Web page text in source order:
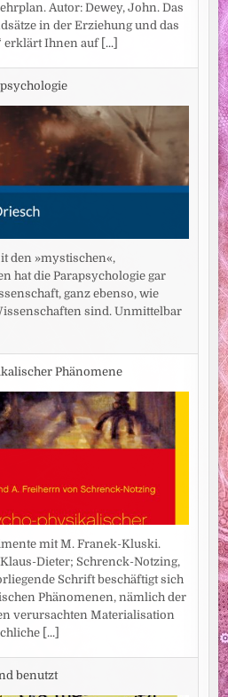
Autor: Dewey, John. Das
in der Erziehung und das
erklärt Ihnen auf [...]
den »mystischen«,
hat die Parapsychologie gar
ganz ebenso, wie
sind. Unmittelbar
Phänomene
mit M. Franek-Kluski.
Dieter; Schrenck-Notzing,
Schrift beschäftigt sich
Phänomenen, nämlich der
verursachten Materialisation
[...]
benutzt